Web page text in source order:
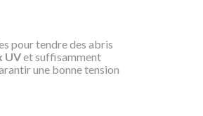
pour tendre des abris
UVet suffisamment
une bonne tension